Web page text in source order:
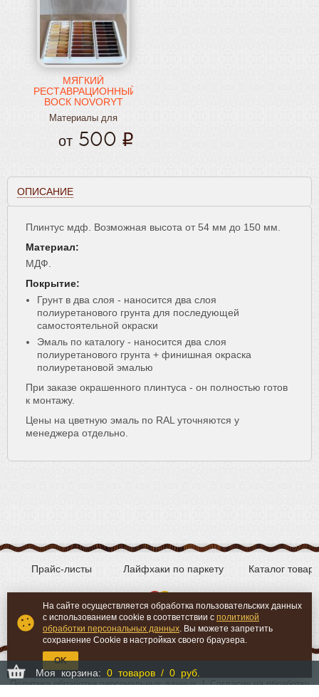
Моя корзина: 0 товаров / 0 руб.
МЯГКИЙ
РЕСТАВРАЦИОННЫЙ
ВОСК NOVORYT
Материалы для
реставрации
от 500
ОПИСАНИЕ
Плинтус мдф. Возможная высота от 54 мм до 150 мм.
Материал:
МДФ.
Покрытие:
Грунт в два слоя - наносится два слоя
полиуретанового грунта для последующей
самостоятельной окраски
Эмаль по каталогу - наносится два слоя
полиуретанового грунта + финишная окраска
полиуретановой эмалью
При заказе окрашенного плинтуса - он полностью готов
к монтажу.
Цены на цветную эмаль по RAL уточняются у
менеджера отдельно.
Лайфхаки по паркету Каталог
Прайс-листы
ВконтактеYouTube
Политика обработки персональных данных | Согласие на обработку
На сайте осуществляется обработка пользовательских данных
с использованием cookie в соответствии с политикой
обработки персональных данных. Вы можете запретить
сохранение Cookie в настройках своего браузера.
OK